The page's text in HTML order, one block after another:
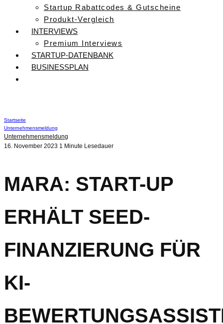
Startup Rabattcodes & Gutscheine
Produkt-Vergleich
INTERVIEWS
Premium Interviews
STARTUP-DATENBANK
BUSINESSPLAN
Startseite
Unternehmensmeldung
Unternehmensmeldung
16. November 2023 1 Minute Lesedauer
MARA: START-UP
ERHÄLT SEED-
FINANZIERUNG FÜR
KI-